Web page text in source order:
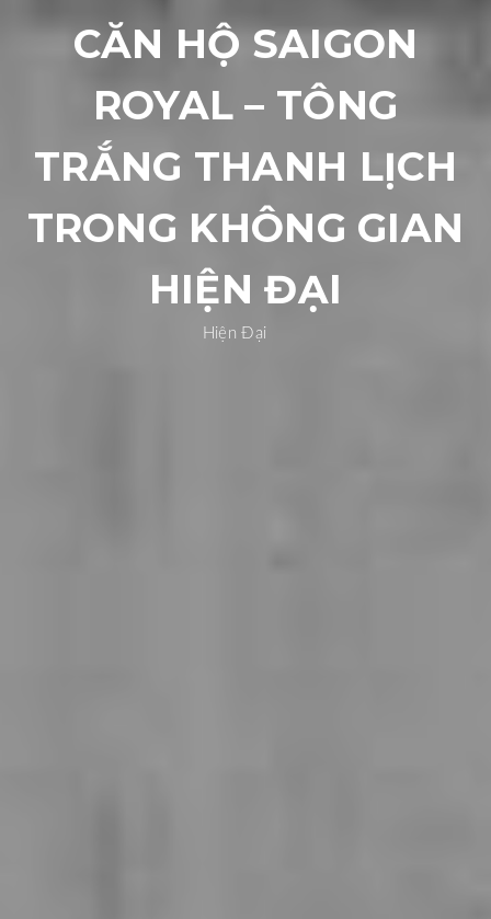
CĂN HỘ SAIGON
ROYAL – TÔNG
TRẮNG THANH LỊCH
TRONG KHÔNG GIAN
HIỆN ĐẠI
Hiện Đại